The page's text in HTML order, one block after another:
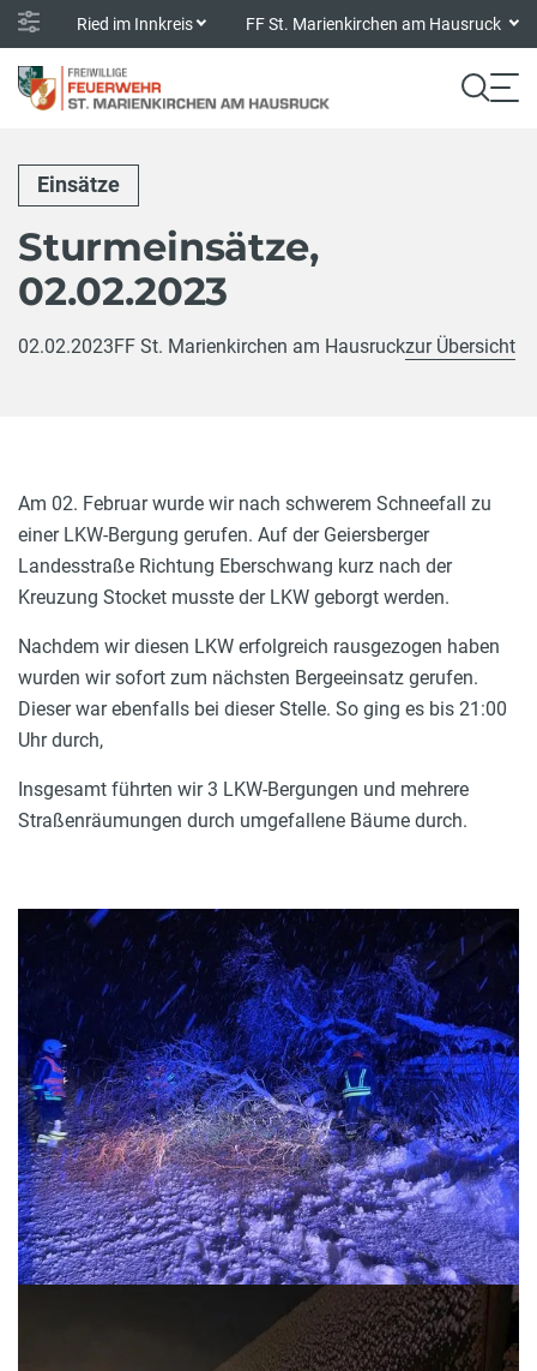
Ried im Innkreis FF St. Marienkirchen am Hausruck
Einsätze
Sturmeinsätze,
02.02.2023
02.02.2023FF St. Marienkirchen am Hausruckzur Übersicht
Am 02. Februar wurde wir nach schwerem Schneefall zu
einer LKW-Bergung gerufen. Auf der Geiersberger
Landesstraße Richtung Eberschwang kurz nach der
Kreuzung Stocket musste der LKW geborgt werden.
Nachdem wir diesen LKW erfolgreich rausgezogen haben
wurden wir sofort zum nächsten Bergeeinsatz gerufen.
Dieser war ebenfalls bei dieser Stelle. So ging es bis 21:00
Uhr durch,
Insgesamt führten wir 3 LKW-Bergungen und mehrere
Straßenräumungen durch umgefallene Bäume durch.